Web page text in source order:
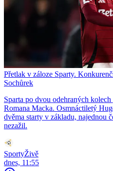
Přetlak v záloze Sparty.
Sochůrek
Sparta po dvou odehraných
Romana Macka. Osmnáctiletý
dvěma starty v základu, najednou
nezažil.
SportyŽivě
dnes, 11:55